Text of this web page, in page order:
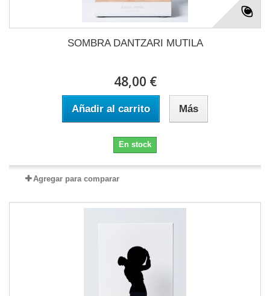
SOMBRA DANTZARI MUTILA
48,00 €
Añadir al carrito Más
En stock
Agregar para comparar